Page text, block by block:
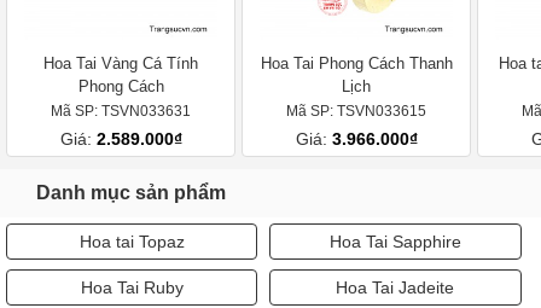
Hoa Tai Vàng Cá Tính
Phong Cách
Mã SP: TSVN033631
Giá: 2.589.000₫
Hoa Tai Phong Cách Thanh
Lịch
Mã SP: TSVN033615
Giá: 3.966.000₫
Hoa
Danh mục sản phẩm
Hoa tai Topaz Hoa Tai Sapphire
Hoa Tai Ruby Hoa Tai Jadeite